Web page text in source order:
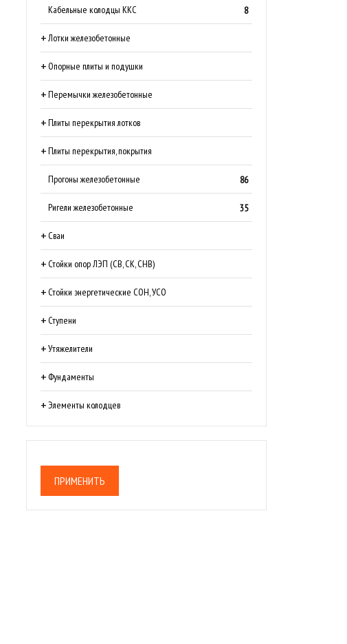
Кабельные колодцы ККС 8
Лотки железобетонные
Опорные плиты и подушки
Перемычки железобетонные
Плиты перекрытия лотков
Плиты перекрытия, покрытия
Прогоны железобетонные 86
Ригели железобетонные 35
Сваи
Стойки опор ЛЭП (СВ, СК, СНВ)
Стойки энергетические СОН, УСО
Ступени
Утяжелители
Фундаменты
Элементы колодцев
ПРИМЕНИТЬ